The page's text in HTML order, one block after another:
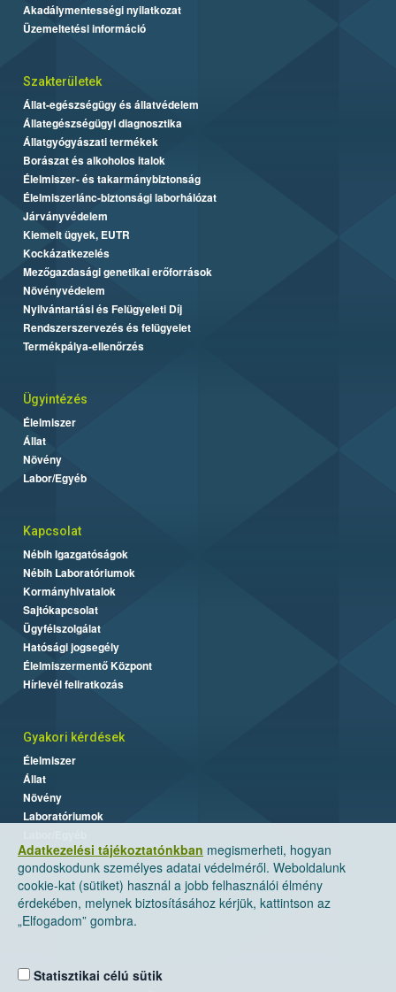
Adatkezelési tájékoztatónkban megismerheti, hogyan
gondoskodunk személyes adatai védelméről. Weboldalunk
cookie-kat (sütiket) használ a jobb felhasználói élmény
érdekében, melynek biztosításához kérjük, kattintson az
„Elfogadom” gombra.
Statisztikai célú sütik
Akadálymentességi nyilatkozat
Üzemeltetési információ
Szakterületek
Állat-egészségügy és állatvédelem
Állategészségügyi diagnosztika
Állatgyógyászati termékek
Borászat és alkoholos italok
Élelmiszer- és takarmánybiztonság
Élelmiszerlánc-biztonsági laborhálózat
Járványvédelem
Kiemelt ügyek, EUTR
Kockázatkezelés
Mezőgazdasági genetikai erőforrások
Növényvédelem
Nyilvántartási és Felügyeleti Díj
Rendszerszervezés és felügyelet
Termékpálya-ellenőrzés
Ügyintézés
Élelmiszer
Állat
Növény
Labor/Egyéb
Kapcsolat
Nébih Igazgatóságok
Nébih Laboratóriumok
Kormányhivatalok
Sajtókapcsolat
Ügyfélszolgálat
Hatósági jogsegély
Élelmiszermentő Központ
Hírlevél feliratkozás
Gyakori kérdések
Élelmiszer
Állat
Növény
Laboratóriumok